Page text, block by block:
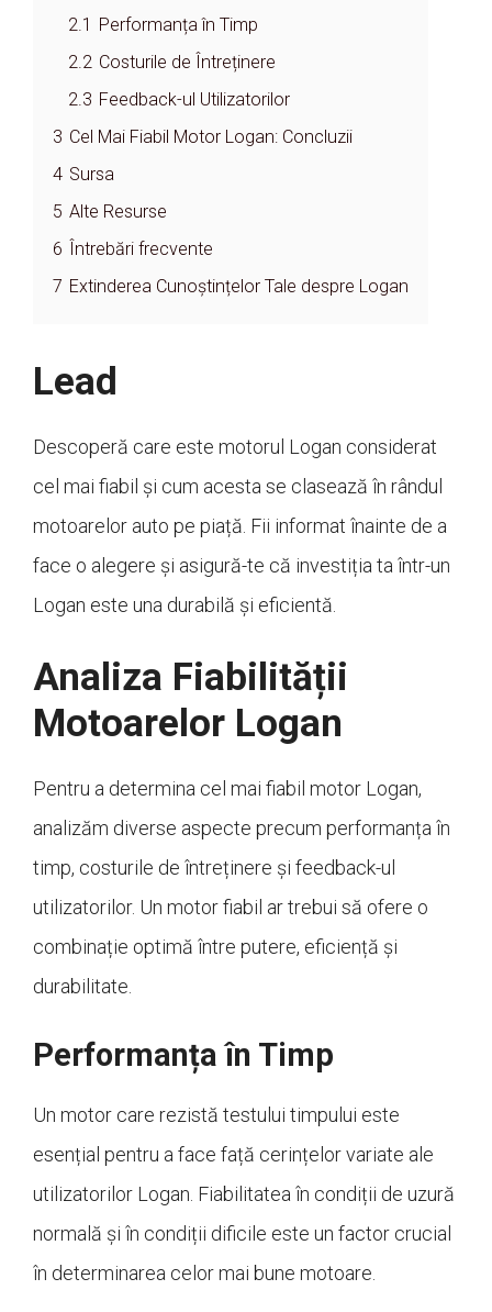
2.1
Performanța în Timp
2.2 Costurile de Întreținere
2.3 Feedback-ul Utilizatorilor
3 Cel Mai Fiabil Motor Logan: Concluzii
4 Sursa
5 Alte Resurse
6
Întrebări frecvente
7 Extinderea Cunoștințelor Tale despre Logan
Lead
Descoperă care este motorul Logan considerat
cel mai fiabil și cum acesta se clasează în rândul
motoarelor auto pe piață. Fii informat înainte de a
face o alegere și asigură-te că investiția ta într-un
Logan este una durabilă și eficientă.
Analiza Fiabilității
Motoarelor Logan
Pentru a determina cel mai fiabil motor Logan,
analizăm diverse aspecte precum performanța în
timp, costurile de întreținere și feedback-ul
utilizatorilor. Un motor fiabil ar trebui să ofere o
combinație optimă între putere, eficiență și
durabilitate.
Performanța în Timp
Un motor care rezistă testului timpului este
esențial pentru a face față cerințelor variate ale
utilizatorilor Logan. Fiabilitatea în condiții de uzură
normală și în condiții dificile este un factor crucial
în determinarea celor mai bune motoare.